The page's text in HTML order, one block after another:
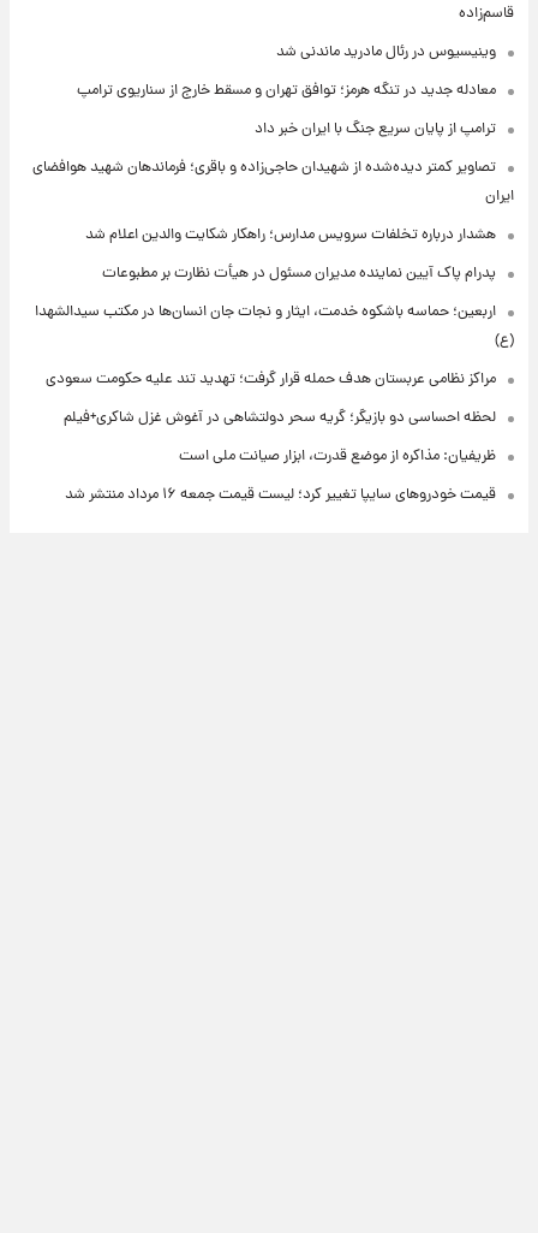
قاسم‌زاده
وینیسیوس در رئال مادرید ماندنی شد
معادله جدید در تنگه هرمز؛ توافق تهران و مسقط خارج از سناریوی ترامپ
ترامپ از پایان سریع جنگ با ایران خبر داد
تصاویر کمتر دیده‌شده از شهیدان حاجی‌زاده و باقری؛ فرماندهان شهید هوافضای
ایران
هشدار درباره تخلفات سرویس مدارس؛ راهکار شکایت والدین اعلام شد
پدرام پاک آیین نماینده مدیران مسئول در هیأت نظارت بر مطبوعات
اربعین؛ حماسه باشکوه خدمت، ایثار و نجات جان انسان‌ها در مکتب سیدالشهدا
(ع)
مراکز نظامی عربستان هدف حمله قرار گرفت؛ تهدید تند علیه حکومت سعودی
لحظه احساسی دو بازیگر؛ گریه سحر دولتشاهی در آغوش غزل شاکری+فیلم
ظریفیان: مذاکره از موضع قدرت، ابزار صیانت ملی است
قیمت خودروهای سایپا تغییر کرد؛ لیست قیمت جمعه ۱۶ مرداد منتشر شد